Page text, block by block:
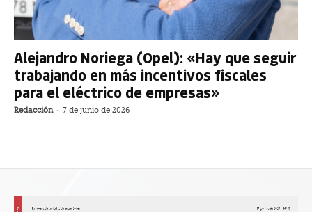
Alejandro Noriega (Opel): «Hay que seguir
trabajando en más incentivos fiscales
para el eléctrico de empresas»
Redacción - 7 de junio de 2026